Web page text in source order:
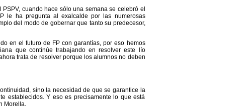
cuando hace sólo una semana se celebró el
le ha pregunta al exalcalde por las numerosas
del modo de gobernar que tanto su predecesor,
en el futuro de FP con garantías, por eso hemos
que continúe trabajando en resolver este lío
trata de resolver porque los alumnos no deben
sino la necesidad de que se garantice la
establecidos. Y eso es precisamente lo que está
Morella.